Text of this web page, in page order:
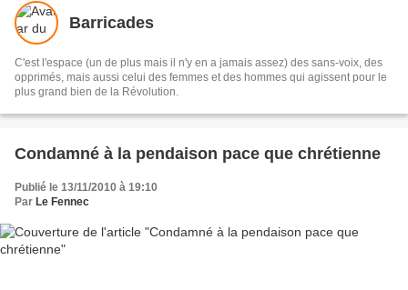
Barricades
C'est l'espace (un de plus mais il n'y en a jamais assez) des sans-voix, des
opprimés, mais aussi celui des femmes et des hommes qui agissent pour le
plus grand bien de la Révolution.
Condamné à la pendaison pace que chrétienne
Publié le 13/11/2010 à 19:10
Par Le Fennec